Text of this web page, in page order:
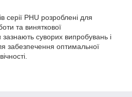
серії PHU розроблені для
та виняткової
зазнають суворих випробувань і
забезпечення оптимальної